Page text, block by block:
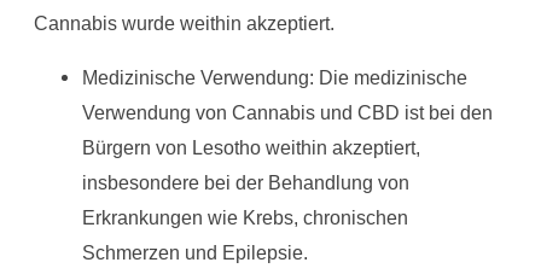
Cannabis wurde weithin akzeptiert.
Medizinische Verwendung: Die medizinische
Verwendung von Cannabis und CBD ist bei den
Bürgern von Lesotho weithin akzeptiert,
insbesondere bei der Behandlung von
Erkrankungen wie Krebs, chronischen
Schmerzen und Epilepsie.